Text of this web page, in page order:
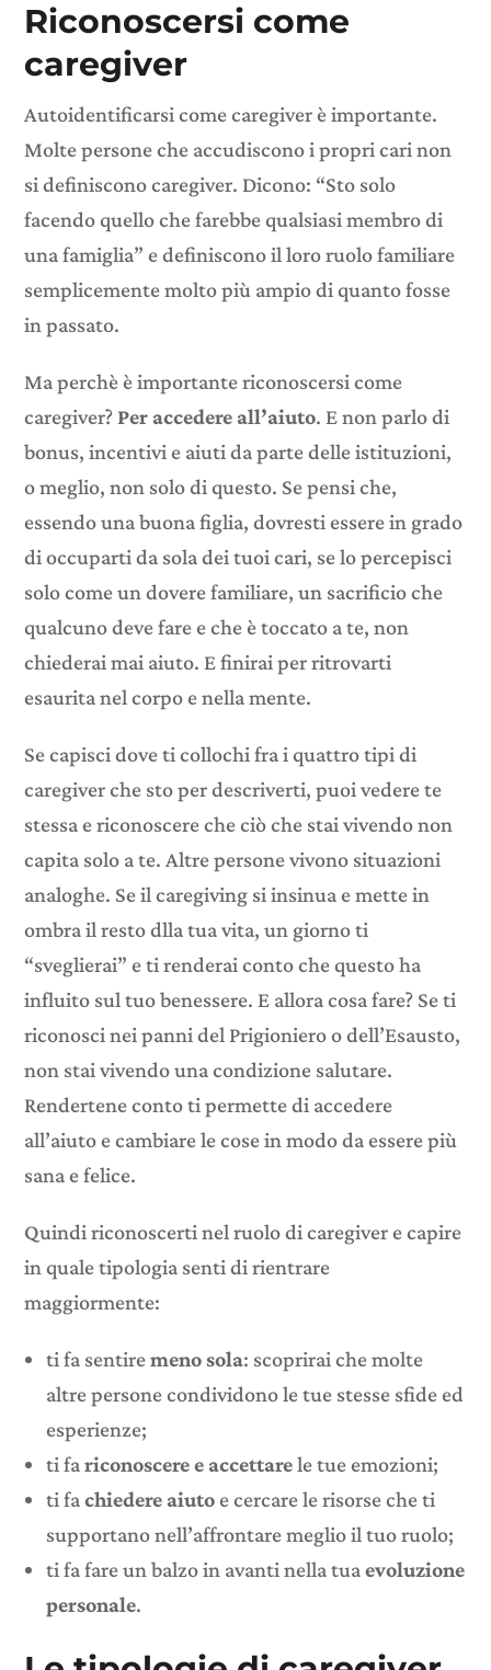
Riconoscersi come
caregiver
Autoidentificarsi come caregiver è importante.
Molte persone che accudiscono i propri cari non
si definiscono caregiver. Dicono: “Sto solo
facendo quello che farebbe qualsiasi membro di
una famiglia” e definiscono il loro ruolo familiare
semplicemente molto più ampio di quanto fosse
in passato.
Ma perchè è importante riconoscersi come
caregiver?Per accedere all’aiuto. E non parlo di
bonus, incentivi e aiuti da parte delle istituzioni,
o meglio, non solo di questo. Se pensi che,
essendo una buona figlia, dovresti essere in grado
di occuparti da sola dei tuoi cari, se lo percepisci
solo come un dovere familiare, un sacrificio che
qualcuno deve fare e che è toccato a te, non
chiederai mai aiuto. E finirai per ritrovarti
esaurita nel corpo e nella mente.
Se capisci dove ti collochi fra i quattro tipi di
caregiver che sto per descriverti, puoi vedere te
stessa e riconoscere che ciò che stai vivendo non
capita solo a te. Altre persone vivono situazioni
analoghe. Se il caregiving si insinua e mette in
ombra il resto dlla tua vita, un giorno ti
“sveglierai” e ti renderai conto che questo ha
influito sul tuo benessere. E allora cosa fare? Se ti
riconosci nei panni del Prigioniero o dell’Esausto,
non stai vivendo una condizione salutare.
Rendertene conto ti permette di accedere
all’aiuto e cambiare le cose in modo da essere più
sana e felice.
Quindi riconoscerti nel ruolo di caregiver e capire
in quale tipologia senti di rientrare
maggiormente:
ti fa sentiremeno sola: scoprirai che molte
altre persone condividono le tue stesse sfide ed
esperienze;
ti fariconoscere e accettarele tue emozioni;
ti fachiedere aiutoe cercare le risorse che ti
supportano nell’affrontare meglio il tuo ruolo;
ti fa fare un balzo in avanti nella tuaevoluzione
personale.